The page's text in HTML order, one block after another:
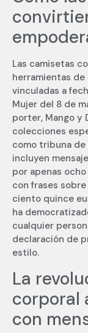
Las camisetas
herramientas
vinculadas a
Mujer del 8 de
porter, Mango y
colecciones
como tribuna
incluyen
por apenas
con frases
ciento quince
ha
cualquier
declaración de
estilo.
La
corporal
con